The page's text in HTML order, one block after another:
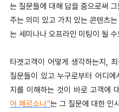
는 질문들에 대해 답을 줌으로써
주는 의미 있고 가치 있는 콘텐츠
는 세미나나 오프라인 미팅이 될
타겟고객이 어떻게 생각하는지,
질문들이 있고 누구로부터 어디
지를 이해하는 것이 바로 고객에
어 페르소나”는 그 질문에 대한 인